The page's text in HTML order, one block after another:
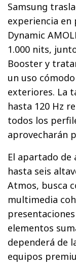
Samsung
experiencia en
Dynamic
1.000 nits,
Booster y
un uso
exteriores. La
hasta 120 Hz
todos los
aprovecharán
El apartado de
hasta seis
Atmos, busca
multimedia
elementos
dependerá de
equipos